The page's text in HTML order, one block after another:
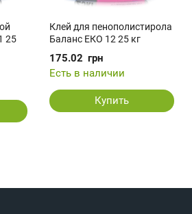
25
Клей для пенополистирола
Баланс ЕКО 12 25 кг
175.02 грн
Есть в наличии
Купить